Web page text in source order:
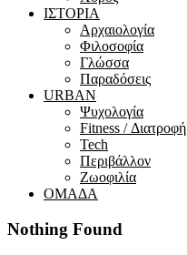
ΙΣΤΟΡΙΑ
Αρχαιολογία
Φιλοσοφία
Γλώσσα
Παραδόσεις
URBAN
Ψυχολογία
Fitness / Διατροφή
Tech
Περιβάλλον
Ζωοφιλία
ΟΜΑΔΑ
Nothing Found